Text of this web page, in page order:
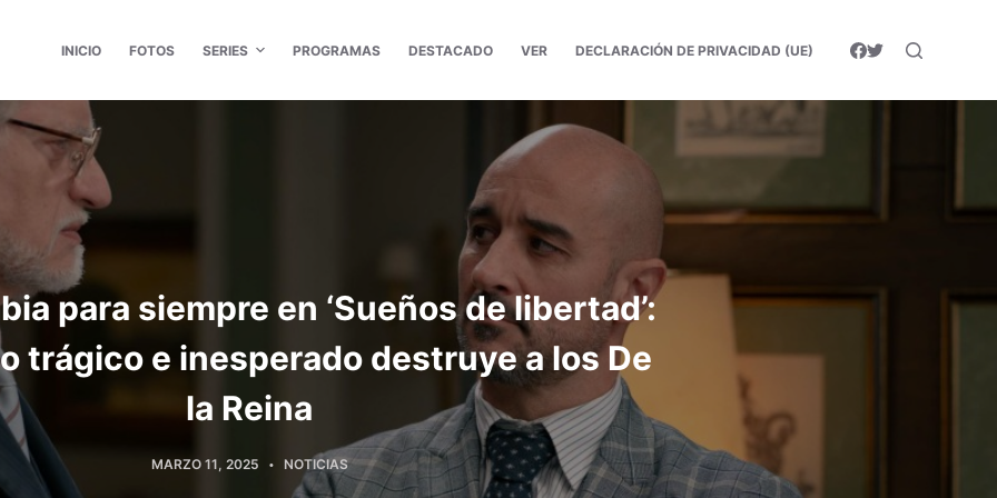
INICIO FOTOS SERIES PROGRAMAS DESTACADO VER DECLARACIÓN DE PRIVACIDAD (UE)
para siempre en ‘Sueños de libertad’:
trágico e inesperado destruye a los De
la Reina
MARZO 11, 2025 NOTICIAS